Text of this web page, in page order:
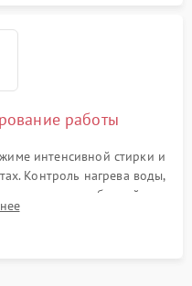
работы
интенсивной стирки и
Контроль нагрева воды,
излишних вибраций,
под корпусом.